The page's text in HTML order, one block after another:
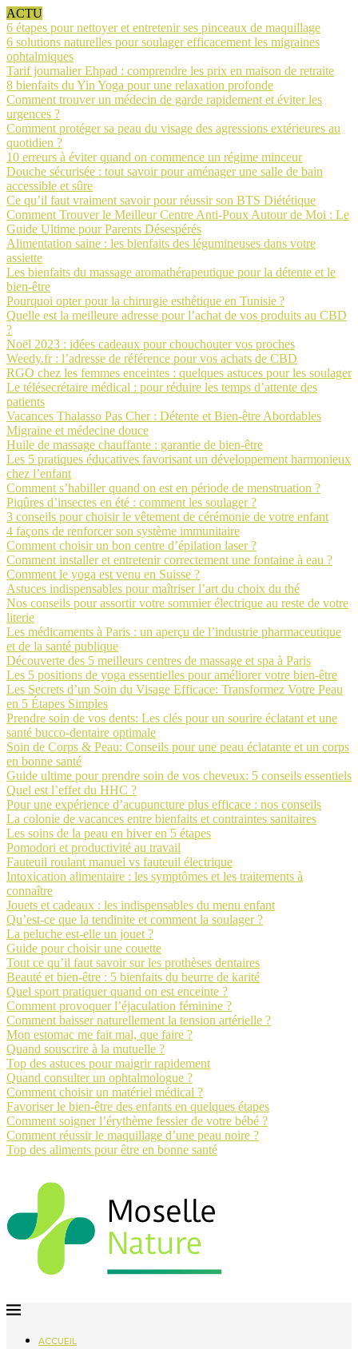
ACTU
6 étapes pour nettoyer et entretenir ses pinceaux de maquillage
6 solutions naturelles pour soulager efficacement les migraines
ophtalmiques
Tarif journalier Ehpad : comprendre les prix en maison de retraite
8 bienfaits du Yin Yoga pour une relaxation profonde
Comment trouver un médecin de garde rapidement et éviter les
urgences ?
Comment protéger sa peau du visage des agressions extérieures au
quotidien ?
10 erreurs à éviter quand on commence un régime minceur
Douche sécurisée : tout savoir pour aménager une salle de bain
accessible et sûre
Ce qu’il faut vraiment savoir pour réussir son BTS Diététique
Comment Trouver le Meilleur Centre Anti-Poux Autour de Moi : Le
Guide Ultime pour Parents Désespérés
Alimentation saine : les bienfaits des légumineuses dans votre
assiette
Les bienfaits du massage aromathérapeutique pour la détente et le
bien-être
Pourquoi opter pour la chirurgie esthétique en Tunisie ?
Quelle est la meilleure adresse pour l’achat de vos produits au CBD
?
Noël 2023 : idées cadeaux pour chouchouter vos proches
Weedy.fr : l’adresse de référence pour vos achats de CBD
RGO chez les femmes enceintes : quelques astuces pour les soulager
Le télésecrétaire médical : pour réduire les temps d’attente des
patients
Vacances Thalasso Pas Cher : Détente et Bien-être Abordables
Migraine et médecine douce
Huile de massage chauffante : garantie de bien-être
Les 5 pratiques éducatives favorisant un développement harmonieux
chez l’enfant
Comment s’habiller quand on est en période de menstruation ?
Piqûres d’insectes en été : comment les soulager ?
3 conseils pour choisir le vêtement de cérémonie de votre enfant
4 façons de renforcer son système immunitaire
Comment choisir un bon centre d’épilation laser ?
Comment installer et entretenir correctement une fontaine à eau ?
Comment le yoga est venu en Suisse ?
Astuces indispensables pour maîtriser l’art du choix du thé
Nos conseils pour assortir votre sommier électrique au reste de votre
literie
Les médicaments à Paris : un aperçu de l’industrie pharmaceutique
et de la santé publique
Découverte des 5 meilleurs centres de massage et spa à Paris
Les 5 positions de yoga essentielles pour améliorer votre bien-être
Les Secrets d’un Soin du Visage Efficace: Transformez Votre Peau
en 5 Étapes Simples
Prendre soin de vos dents: Les clés pour un sourire éclatant et une
santé bucco-dentaire optimale
Soin de Corps & Peau: Conseils pour une peau éclatante et un corps
en bonne santé
Guide ultime pour prendre soin de vos cheveux: 5 conseils essentiels
Quel est l’effet du HHC ?
Pour une expérience d’acupuncture plus efficace : nos conseils
La colonie de vacances entre bienfaits et contraintes sanitaires
Les soins de la peau en hiver en 5 étapes
Pomodori et productivité au travail
Fauteuil roulant manuel vs fauteuil électrique
Intoxication alimentaire : les symptômes et les traitements à
connaître
Jouets et cadeaux : les indispensables du menu enfant
Qu’est-ce que la tendinite et comment la soulager ?
La peluche est-elle un jouet ?
Guide pour choisir une couette
Tout ce qu’il faut savoir sur les prothèses dentaires
Beauté et bien-être : 5 bienfaits du beurre de karité
Quel sport pratiquer quand on est enceinte ?
Comment provoquer l’éjaculation féminine ?
Comment baisser naturellement la tension artérielle ?
Mon estomac me fait mal, que faire ?
Quand souscrire à la mutuelle ?
Top des astuces pour maigrir rapidement
Quand consulter un ophtalmologue ?
Comment choisir un matériel médical ?
Favoriser le bien-être des enfants en quelques étapes
Comment soigner l’érythème fessier de votre bébé ?
Comment réussir le maquillage d’une peau noire ?
Top des aliments pour être en bonne santé
ACCUEIL